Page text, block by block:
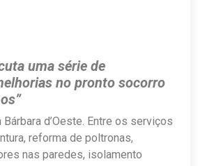
uma série de
no pronto socorro
d’Oeste. Entre os serviços
reforma de poltronas,
nas paredes, isolamento